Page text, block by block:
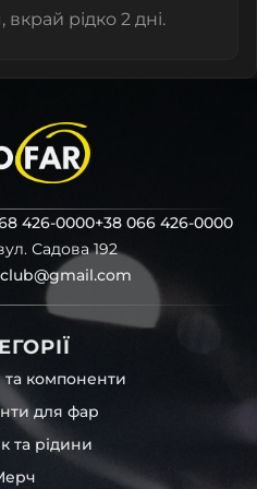
вкрай рідко 2 дні.
426-0000+38 066 426-0000
Садова 192
та компоненти
для фар
та рідини